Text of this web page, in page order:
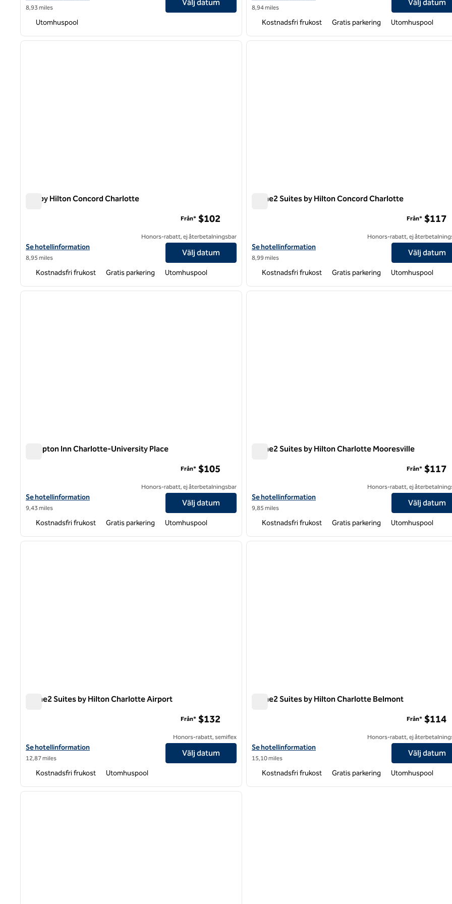
8,93 miles
Välj datum
Utomhuspool
8,94 miles
Välj datum
Kostnadsfri frukost Gratis parkering Utomhuspool
1 av 12
nästa bild
Tru by Hilton Concord Charlotte
Visa hotelluppgifter för Tru by Hilton Concord Charlotte
Se hotellinformation
8,95 miles
Från* $102
Honors-rabatt, ej återbetalningsbar
Välj datum
Kostnadsfri frukost Gratis parkering Utomhuspool
1 av 12
Home2 Suites by Hilton Concord Charlotte
Visa hotelluppgifter för Home2 Suites by Hilton Concord
Se hotellinformation
8,99 miles
Från* $117
Honors-rabatt, ej
Välj datum
Kostnadsfri frukost Gratis parkering Utomhuspool
1 av 12
nästa bild
Hampton Inn Charlotte-University Place
Visa hotelldetaljer för Hampton Inn Charlotte-University Place
Se hotellinformation
9,43 miles
Från* $105
Honors-rabatt, ej återbetalningsbar
Välj datum
Kostnadsfri frukost Gratis parkering Utomhuspool
1 av 12
Home2 Suites by Hilton Charlotte Mooresville
Visa hotelluppgifter för Home2 Suites by Hilton Charlotte
Se hotellinformation
9,85 miles
Från* $117
Honors-rabatt, ej
Välj datum
Kostnadsfri frukost Gratis parkering Utomhuspool
1 av 12
nästa bild
Home2 Suites by Hilton Charlotte Airport
Visa hotelluppgifter för Home2 Suites by Hilton Charlotte Airport
Se hotellinformation
12,87 miles
Från* $132
Honors-rabatt, semiflex
Välj datum
Kostnadsfri frukost Utomhuspool
1 av 12
Home2 Suites by Hilton Charlotte Belmont
Visa hotelluppgifter för Home2 Suites by Hilton Charlotte
Se hotellinformation
15,10 miles
Från* $114
Honors-rabatt, ej
Välj datum
Kostnadsfri frukost Gratis parkering Utomhuspool
1 av 12
nästa bild